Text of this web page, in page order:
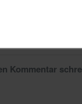
Kommentar